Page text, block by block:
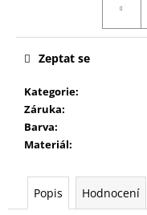
Kategorie:
Záruka:
Barva:
Materiál:
Zeptat se
Popis Hodnocení